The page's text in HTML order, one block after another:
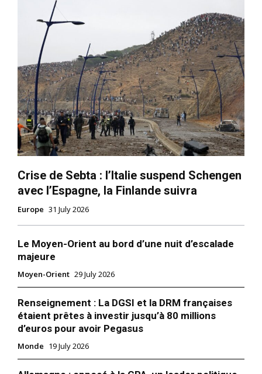
le1.ma
l'intelligence de
l'information
S'ABONNER MAINTENANT
Insight Publications
À propos
Nous contacter
Crise de Sebta : l’Italie suspend Schengen
avec l’Espagne, la Finlande suivra
Europe 31 July 2026
Le Moyen-Orient au bord d’une nuit d’escalade
majeure
Moyen-Orient 29 July 2026
Renseignement : La DGSI et la DRM françaises
étaient prêtes à investir jusqu’à 80 millions
d’euros pour avoir Pegasus
Monde 19 July 2026